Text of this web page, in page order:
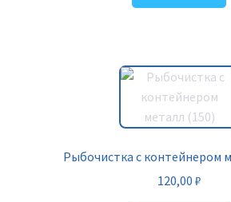
Рыбочистка с контейнером
120,00 ₽